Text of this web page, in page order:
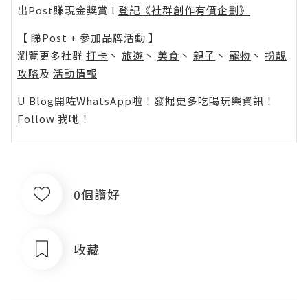
出Post賺現金獎賞 l 登記《社群創作有價企劃》
【 睇Post + 參加品牌活動 】
瀏覽更多社群 打卡 丶 旅遊 丶 美食 丶 親子 丶 寵物 丶 扮靚
攻略及 活動情報
U Blog開咗WhatsApp啦！發掘更多吃喝玩樂資訊！
Follow 我哋 ！
0個讚好
收藏